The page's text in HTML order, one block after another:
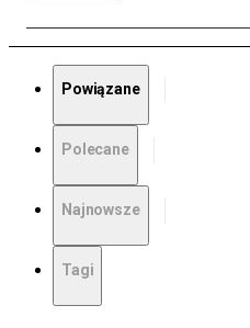
Powiązane
Polecane
Najnowsze
Tagi